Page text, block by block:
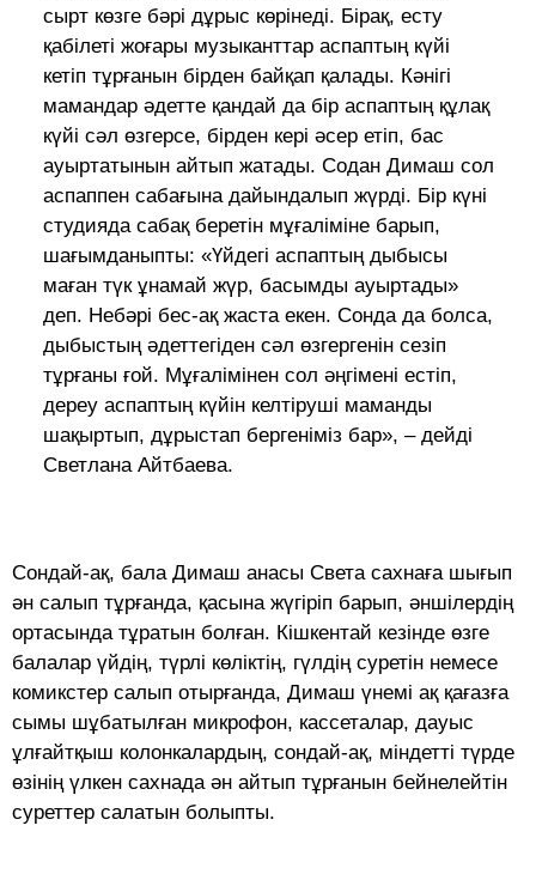
сырт көзге бәрі дұрыс көрінеді. Бірақ, есту
қабілеті жоғары музыканттар аспаптың күйі
кетіп тұрғанын бірден байқап қалады. Кәнігі
мамандар әдетте қандай да бір аспаптың құлақ
күйі сәл өзгерсе, бірден кері әсер етіп, бас
ауыртатынын айтып жатады. Содан Димаш сол
аспаппен сабағына дайындалып жүрді. Бір күні
студияда сабақ беретін мұғаліміне барып,
шағымданыпты: «Үйдегі аспаптың дыбысы
маған түк ұнамай жүр, басымды ауыртады»
деп. Небәрі бес-ақ жаста екен. Сонда да болса,
дыбыстың әдеттегіден сәл өзгергенін сезіп
тұрғаны ғой. Мұғалімінен сол әңгімені естіп,
дереу аспаптың күйін келтіруші маманды
шақыртып, дұрыстап бергеніміз бар», – дейді
Светлана Айтбаева.
Сондай-ақ, бала Димаш анасы Света сахнаға шығып
ән салып тұрғанда, қасына жүгіріп барып, әншілердің
ортасында тұратын болған. Кішкентай кезінде өзге
балалар үйдің, түрлі көліктің, гүлдің суретін немесе
комикстер салып отырғанда, Димаш үнемі ақ қағазға
сымы шұбатылған микрофон, кассеталар, дауыс
ұлғайтқыш колонкалардың, сондай-ақ, міндетті түрде
өзінің үлкен сахнада ән айтып тұрғанын бейнелейтін
суреттер салатын болыпты.